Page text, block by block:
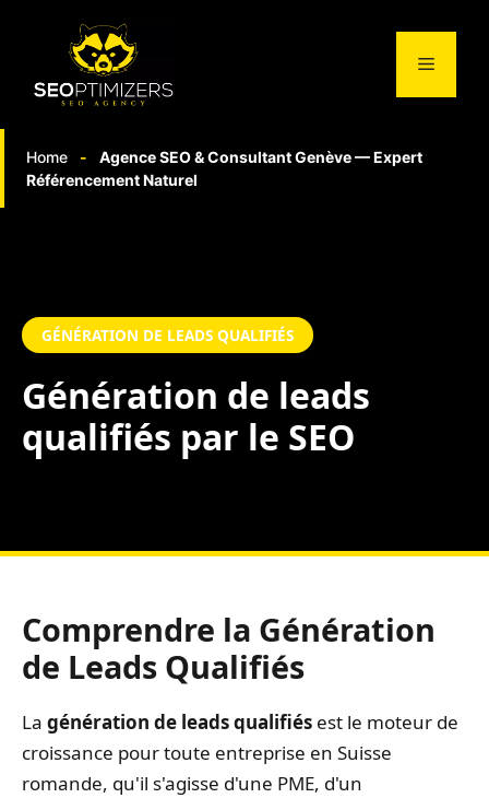
Menu
Home -
Agence SEO & Consultant Genève — Expert
Référencement Naturel
GÉNÉRATION DE LEADS QUALIFIÉS
Génération de leads
qualifiés par le SEO
Comprendre la Génération
de Leads Qualifiés
La génération de leads qualifiés est le moteur de
croissance pour toute entreprise en Suisse
romande, qu'il s'agisse d'une PME, d'un